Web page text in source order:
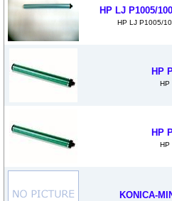
HP LJ P1005/
HP LJ P1005/
HP
HP
HP
HP
KONICA-